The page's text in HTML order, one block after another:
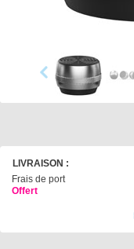
LIVRAISON :
Frais de port
Offert